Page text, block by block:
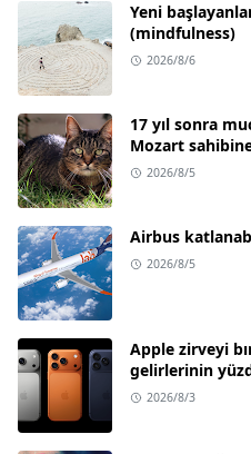
Yeni
(mindfulness)
2026/8/6
17 yıl sonra
Mozart
2026/8/5
Airbus
2026/8/5
Apple zirveyi
gelirlerinin
2026/8/3